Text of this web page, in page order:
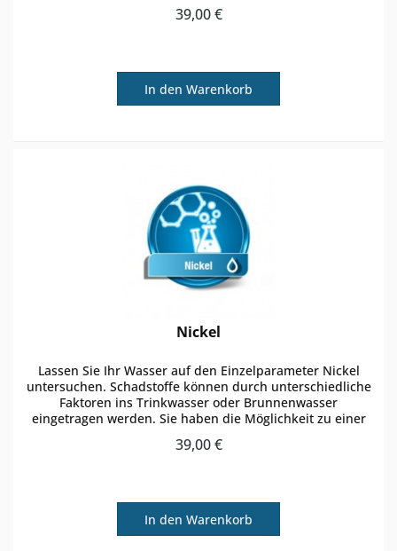
39,00 €
In den Warenkorb
Nickel
Lassen Sie Ihr Wasser auf den Einzelparameter Nickel
untersuchen. Schadstoffe können durch unterschiedliche
Faktoren ins Trinkwasser oder Brunnenwasser
eingetragen werden. Sie haben die Möglichkeit zu einer
39,00 €
In den Warenkorb